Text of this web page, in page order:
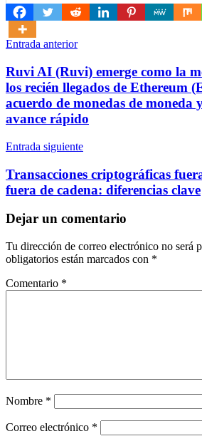
Navegación
de
entradas
Entrada anterior
Ruvi AI (Ruvi) emerge como la
los recién llegados de Ethereum
acuerdo de monedas de moneda
avance rápido
Entrada siguiente
Transacciones criptográficas
fuera de cadena: diferencias clave
Dejar un comentario
Tu dirección de correo electrónico no será
obligatorios están marcados con *
Comentario *
Nombre *
Correo electrónico *